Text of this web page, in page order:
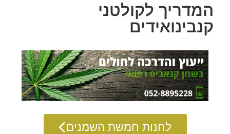
המדריך לקולטני
קנבינואידים
לחנות חמשת השמנים